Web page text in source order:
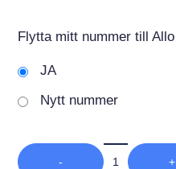
Flytta mitt nummer till Allo
JA
Nytt nummer
- +